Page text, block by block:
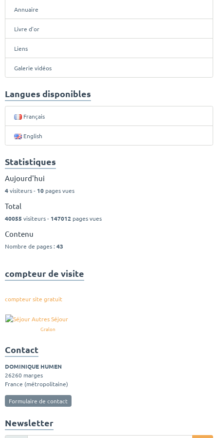
Annuaire
Livre d'or
Liens
Galerie vidéos
Langues disponibles
Français
English
Statistiques
Aujourd'hui
4visiteurs - 10 pages vues
Total
40055 visiteurs - 147012 pages vues
Contenu
Nombre de pages : 43
compteur de visite
compteur site gratuit
Gralon
Contact
DOMINIQUE HUMEN
26260 marges
France (métropolitaine)
Formulaire de contact
Newsletter